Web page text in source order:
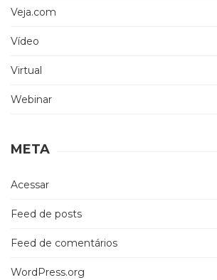
Veja.com
Vídeo
Virtual
Webinar
META
Acessar
Feed de posts
Feed de comentários
WordPress.org